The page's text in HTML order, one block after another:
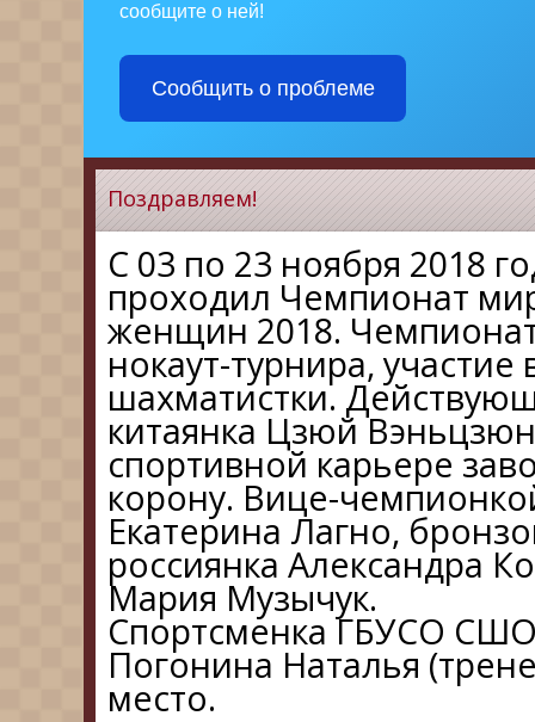
сообщите о ней!
Сообщить о проблеме
Поздравляем!
С 03 по 23 ноября 2018
проходил Чемпионат
женщин 2018.
нокаут-турнира,
шахматистки.
китаянка Цзюй
спортивной карьере
корону. Вице-
Екатерина Лагно,
россиянка Александра
Мария Музычук.
Спортсменка ГБУСО
Погонина Наталья
место.